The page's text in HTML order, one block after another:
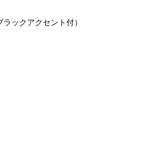
ックアクセント付）